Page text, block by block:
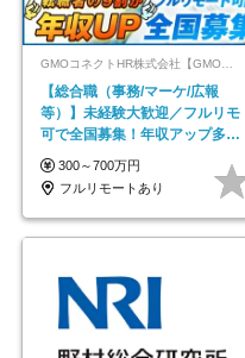
GMOコネクトHR株式会社【GMOインターネットグループ】
【総合職（事務/マーケ/広報
等）】未経験大歓迎／フルリモ
可で全国募集！年収アップ多数
★年休最大130日★
300～700万円
フルリモートあり